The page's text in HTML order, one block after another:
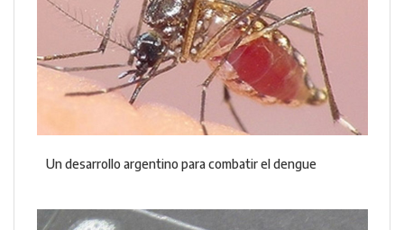
Un desarrollo argentino para combatir el dengue